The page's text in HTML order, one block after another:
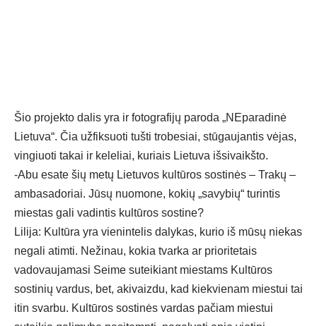
Šio projekto dalis yra ir fotografijų paroda „NEparadinė
Lietuva“. Čia užfiksuoti tušti trobesiai, stūgaujantis vėjas,
vingiuoti takai ir keleliai, kuriais Lietuva išsivaikšto.
-Abu esate šių metų Lietuvos kultūros sostinės – Trakų –
ambasadoriai. Jūsų nuomone, kokių „savybių“ turintis
miestas gali vadintis kultūros sostine?
Lilija: Kultūra yra vienintelis dalykas, kurio iš mūsų niekas
negali atimti. Nežinau, kokia tvarka ar prioritetais
vadovaujamasi Seime suteikiant miestams Kultūros
sostinių vardus, bet, akivaizdu, kad kiekvienam miestui tai
itin svarbu. Kultūros sostinės vardas pačiam miestui